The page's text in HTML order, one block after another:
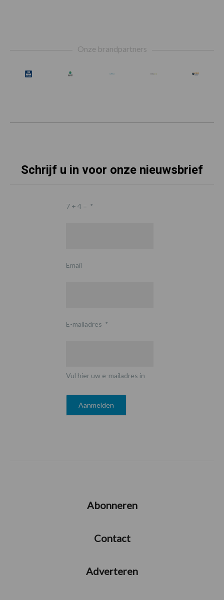
Onze brandpartners
Schrijf u in voor onze nieuwsbrief
7 + 4 = *
Email
E-mailadres *
Vul hier uw e-mailadres in
Abonneren
Contact
Adverteren